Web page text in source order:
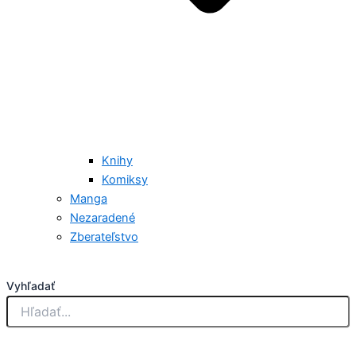
Knihy
Komiksy
Manga
Nezaradené
Zberateľstvo
Vyhľadať